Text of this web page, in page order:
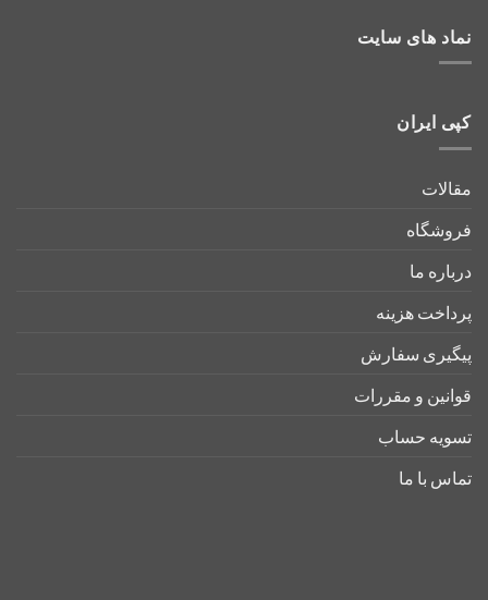
نماد های سایت
کپی ایران
مقالات
فروشگاه
درباره ما
پرداخت هزینه
پیگیری سفارش
قوانین و مقررات
تسویه حساب
تماس با ما